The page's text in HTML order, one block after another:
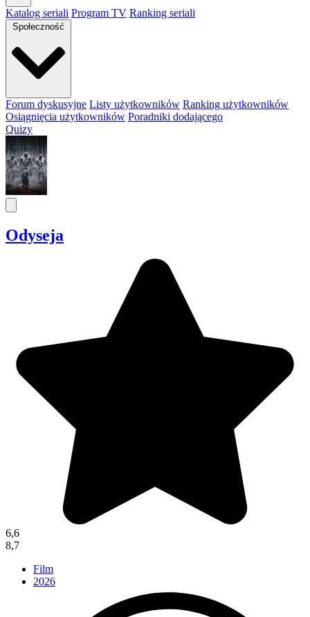
Katalog seriali Program TV Ranking seriali
Społeczność
Forum dyskusyjne Listy użytkowników Ranking użytkowników
Osiągnięcia użytkowników Poradniki dodającego
Quizy
Odyseja
6,6
8,7
Film
2026